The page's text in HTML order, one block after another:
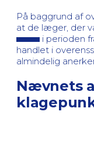
På baggrund af
at de læger, der
i perioden
handlet i
almindelig
Nævnets